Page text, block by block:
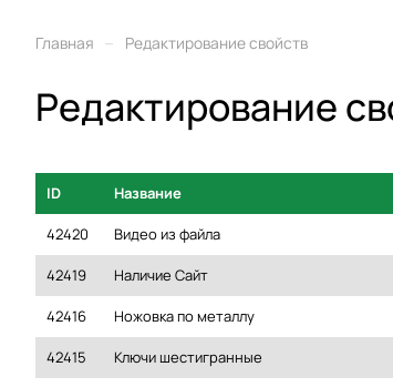
Главная – Редактирование свойств
Редактирование
ID Название
42420 Видео из файла
42419 Наличие Сайт
42416 Ножовка по металлу
42415 Ключи шестигранные